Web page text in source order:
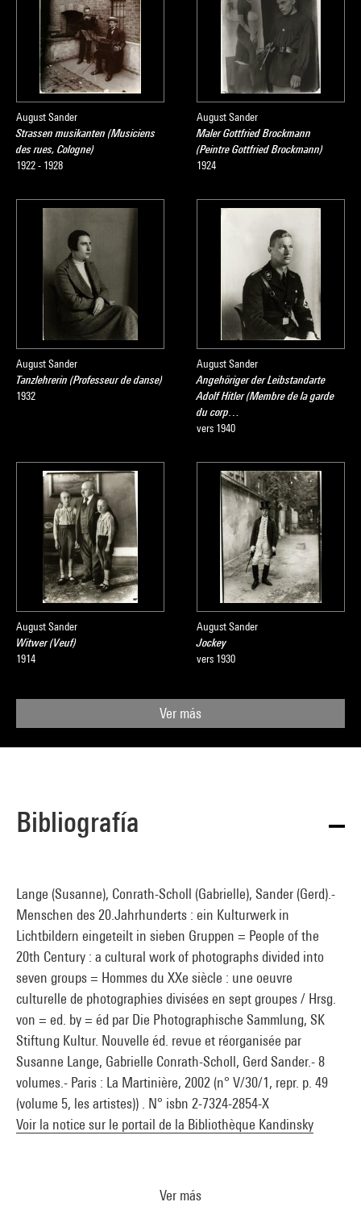
August Sander
Strassen musikanten (Musiciens
des rues, Cologne)
1922 - 1928
August Sander
Maler Gottfried Brockmann
(Peintre Gottfried Brockmann)
1924
August Sander
Tanzlehrerin (Professeur de danse)
1932
August Sander
Angehöriger der Leibstandarte
Adolf Hitler (Membre de la garde
du corp…
vers 1940
August Sander
Witwer (Veuf)
1914
August Sander
Jockey
vers 1930
Ver más
Bibliografía
Lange (Susanne), Conrath-Scholl (Gabrielle), Sander (Gerd).-
Menschen des 20.Jahrhunderts : ein Kulturwerk in
Lichtbildern eingeteilt in sieben Gruppen = People of the
20th Century : a cultural work of photographs divided into
seven groups = Hommes du XXe siècle : une oeuvre
culturelle de photographies divisées en sept groupes / Hrsg.
von = ed. by = éd par Die Photographische Sammlung, SK
Stiftung Kultur. Nouvelle éd. revue et réorganisée par
Susanne Lange, Gabrielle Conrath-Scholl, Gerd Sander.- 8
volumes.- Paris : La Martinière, 2002 (n° V/30/1, repr. p. 49
(volume 5, les artistes)) . N° isbn 2-7324-2854-X
Voir la notice sur le portail de la Bibliothèque Kandinsky
Ver más